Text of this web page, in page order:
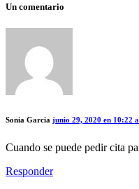
Un comentario
Sonia Garcia junio 29, 2020 en 10:22
Cuando se puede pedir cita
Responder